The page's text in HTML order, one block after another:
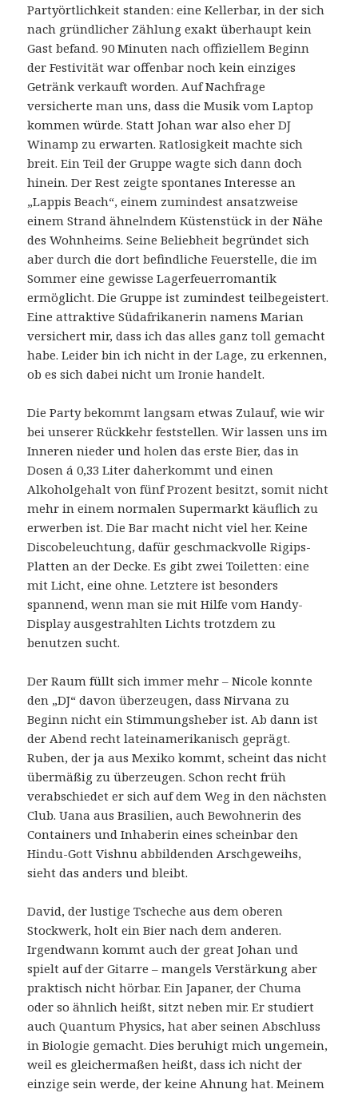
Partyörtlichkeit standen: eine Kellerbar, in der sich
nach gründlicher Zählung exakt überhaupt kein
Gast befand. 90 Minuten nach offiziellem Beginn
der Festivität war offenbar noch kein einziges
Getränk verkauft worden. Auf Nachfrage
versicherte man uns, dass die Musik vom Laptop
kommen würde. Statt Johan war also eher DJ
Winamp zu erwarten. Ratlosigkeit machte sich
breit. Ein Teil der Gruppe wagte sich dann doch
hinein. Der Rest zeigte spontanes Interesse an
„Lappis Beach“, einem zumindest ansatzweise
einem Strand ähnelndem Küstenstück in der Nähe
des Wohnheims. Seine Beliebheit begründet sich
aber durch die dort befindliche Feuerstelle, die im
Sommer eine gewisse Lagerfeuerromantik
ermöglicht. Die Gruppe ist zumindest teilbegeistert.
Eine attraktive Südafrikanerin namens Marian
versichert mir, dass ich das alles ganz toll gemacht
habe. Leider bin ich nicht in der Lage, zu erkennen,
ob es sich dabei nicht um Ironie handelt.
Die Party bekommt langsam etwas Zulauf, wie wir
bei unserer Rückkehr feststellen. Wir lassen uns im
Inneren nieder und holen das erste Bier, das in
Dosen á 0,33 Liter daherkommt und einen
Alkoholgehalt von fünf Prozent besitzt, somit nicht
mehr in einem normalen Supermarkt käuflich zu
erwerben ist. Die Bar macht nicht viel her. Keine
Discobeleuchtung, dafür geschmackvolle Rigips-
Platten an der Decke. Es gibt zwei Toiletten: eine
mit Licht, eine ohne. Letztere ist besonders
spannend, wenn man sie mit Hilfe vom Handy-
Display ausgestrahlten Lichts trotzdem zu
benutzen sucht.
Der Raum füllt sich immer mehr – Nicole konnte
den „DJ“ davon überzeugen, dass Nirvana zu
Beginn nicht ein Stimmungsheber ist. Ab dann ist
der Abend recht lateinamerikanisch geprägt.
Ruben, der ja aus Mexiko kommt, scheint das nicht
übermäßig zu überzeugen. Schon recht früh
verabschiedet er sich auf dem Weg in den nächsten
Club. Uana aus Brasilien, auch Bewohnerin des
Containers und Inhaberin eines scheinbar den
Hindu-Gott Vishnu abbildenden Arschgeweihs,
sieht das anders und bleibt.
David, der lustige Tscheche aus dem oberen
Stockwerk, holt ein Bier nach dem anderen.
Irgendwann kommt auch der great Johan und
spielt auf der Gitarre – mangels Verstärkung aber
praktisch nicht hörbar. Ein Japaner, der Chuma
oder so ähnlich heißt, sitzt neben mir. Er studiert
auch Quantum Physics, hat aber seinen Abschluss
in Biologie gemacht. Dies beruhigt mich ungemein,
weil es gleichermaßen heißt, dass ich nicht der
einzige sein werde, der keine Ahnung hat. Meinem